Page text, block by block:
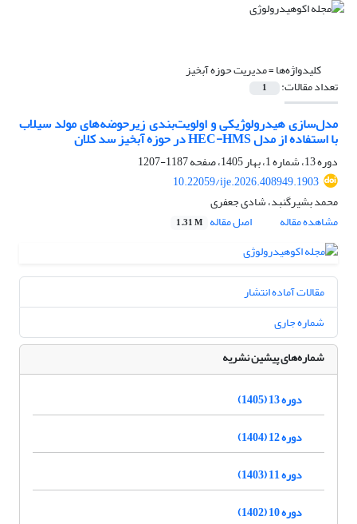
کلیدواژه‌ها =مدیریت حوزه آبخیز
تعداد مقالات: 1
مدل‌سازی هیدرولوژیکی و اولویت‌بندی زیرحوضه‌های مولد سیلاب
با استفاده از مدل HEC-HMS در حوزه آبخیز سد کلان
دوره 13، شماره 1، بهار 1405، صفحه
1187-1207
10.22059/ije.2026.408949.1903
محمد بشیرگنبد، شادی جعفری
مشاهده مقاله
اصل مقاله 1.31 M
مقالات آماده انتشار
شماره جاری
شماره‌های پیشین نشریه
دوره 13 (1405)
دوره 12 (1404)
دوره 11 (1403)
دوره 10 (1402)